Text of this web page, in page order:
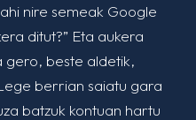
nire semeak Google
ditut?” Eta aukera
gero, beste aldetik,
berrian saiatu gara
batzuk kontuan hartu